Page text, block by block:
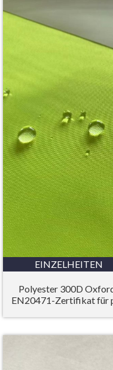
EINZELHEITEN
Polyester 300D
EN20471-Zertifikat für